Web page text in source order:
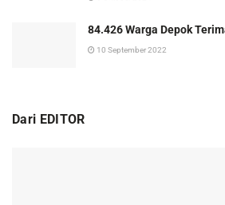
84.426 Warga Depok
10 September 2022
Dari EDITOR